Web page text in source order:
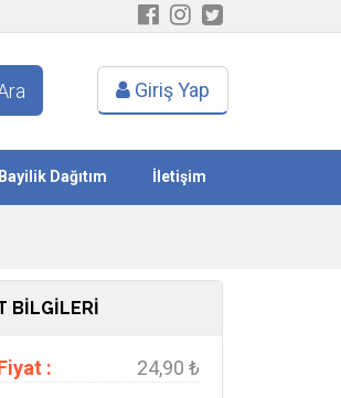
Giriş Yap
Bayilik Dağıtım İletişim
BİLGİLERİ
:
24,90 ₺